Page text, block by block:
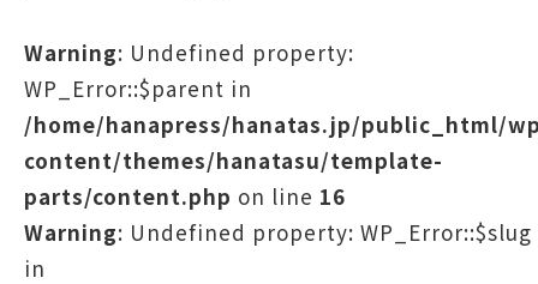
Warning: Undefined property:
WP_Error::$parent in
/home/hanapress/hanatas.jp/public_html/
content/themes/hanatasu/template-
parts/content.php on line 16
Warning: Undefined property: WP_Error::$slug
in